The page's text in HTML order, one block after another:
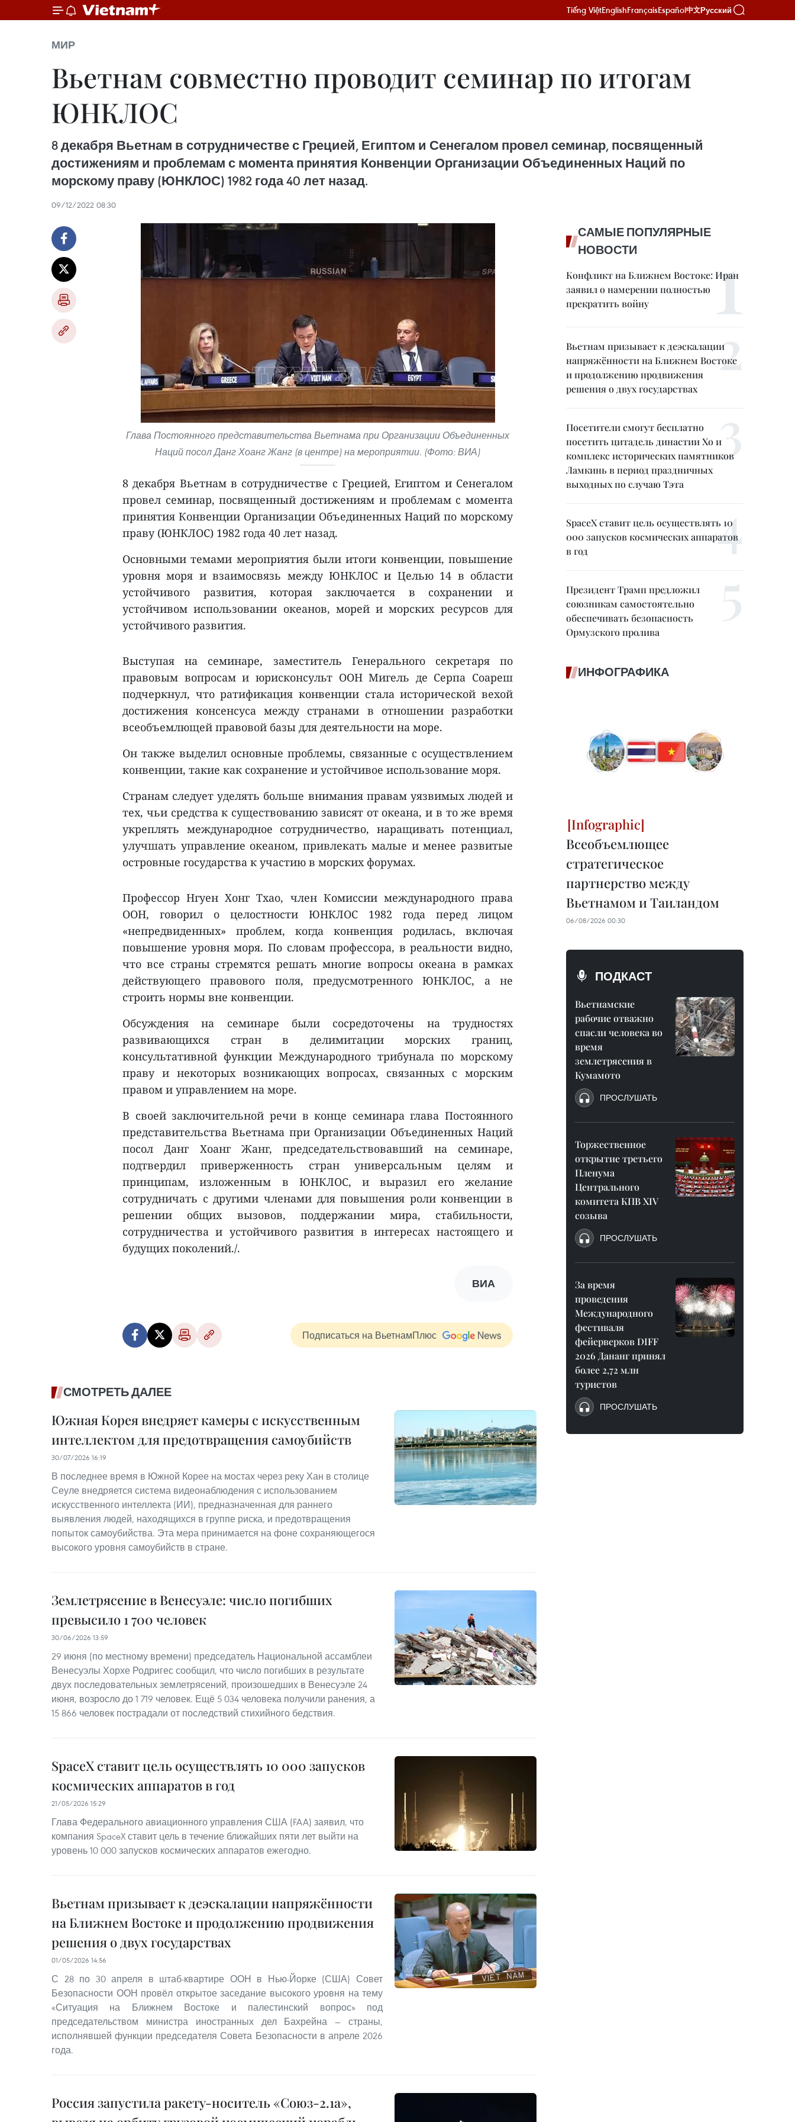
Tiếng ViệtEnglishFrançaisEspañol中文Русский
МИР
Вьетнам совместно проводит семинар по итогам
ЮНКЛОС
8 декабря Вьетнам в сотрудничестве с Грецией, Египтом и Сенегалом провел семинар, посвященный
достижениям и проблемам с момента принятия Конвенции Организации Объединенных Наций по
морскому праву (ЮНКЛОС) 1982 года 40 лет назад.
09/12/2022 08:30
Глава Постоянного представительства Вьетнама при Организации Объединенных
Наций посол Данг Хоанг Жанг (в центре) на мероприятии. (Фото: ВИА)
8 декабря Вьетнам в сотрудничестве с Грецией, Египтом и Сенегалом
провел семинар, посвященный достижениям и проблемам с момента
принятия Конвенции Организации Объединенных Наций по морскому
праву (ЮНКЛОС) 1982 года 40 лет назад.
Основными темами мероприятия были итоги конвенции, повышение
уровня моря и взаимосвязь между ЮНКЛОС и Целью 14 в области
устойчивого развития, которая заключается в сохранении и
устойчивом использовании океанов, морей и морских ресурсов для
устойчивого развития.
Выступая на семинаре, заместитель Генерального секретаря по
правовым вопросам и юрисконсульт ООН Мигель де Серпа Соареш
подчеркнул, что ратификация конвенции стала исторической вехой
достижения консенсуса между странами в отношении разработки
всеобъемлющей правовой базы для деятельности на море.
Он также выделил основные проблемы, связанные с осуществлением
конвенции, такие как сохранение и устойчивое использование моря.
Странам следует уделять больше внимания правам уязвимых людей и
тех, чьи средства к существованию зависят от океана, и в то же время
укреплять международное сотрудничество, наращивать потенциал,
улучшать управление океаном, привлекать малые и менее развитые
островные государства к участию в морских форумах.
Профессор Нгуен Хонг Тхао, член Комиссии международного права
ООН, говорил о целостности ЮНКЛОС 1982 года перед лицом
«непредвиденных» проблем, когда конвенция родилась, включая
повышение уровня моря. По словам профессора, в реальности видно,
что все страны стремятся решать многие вопросы океана в рамках
действующего правового поля, предусмотренного ЮНКЛОС, а не
строить нормы вне конвенции.
Обсуждения на семинаре были сосредоточены на трудностях
развивающихся стран в делимитации морских границ,
консультативной функции Международного трибунала по морскому
праву и некоторых возникающих вопросах, связанных с морским
правом и управлением на море.
В своей заключительной речи в конце семинара глава Постоянного
представительства Вьетнама при Организации Объединенных Наций
посол Данг Хоанг Жанг, председательствовавший на семинаре,
подтвердил приверженность стран универсальным целям и
принципам, изложенным в ЮНКЛОС, и выразил его желание
сотрудничать с другими членами для повышения роли конвенции в
решении общих вызовов, поддержании мира, стабильности,
сотрудничества и устойчивого развития в интересах настоящего и
будущих поколений./.
ВИА
Подписаться на ВьетнамПлюс
СМОТРЕТЬ ДАЛЕЕ
Южная Корея внедряет камеры с искусственным
интеллектом для предотвращения самоубийств
30/07/2026 16:19
В последнее время в Южной Корее на мостах через реку Хан в столице
Сеуле внедряется система видеонаблюдения с использованием
искусственного интеллекта (ИИ), предназначенная для раннего
выявления людей, находящихся в группе риска, и предотвращения
попыток самоубийства. Эта мера принимается на фоне сохраняющегося
высокого уровня самоубийств в стране.
Землетрясение в Венесуэле: число погибших
превысило 1 700 человек
30/06/2026 13:59
29 июня (по местному времени) председатель Национальной ассамблеи
Венесуэлы Хорхе Родригес сообщил, что число погибших в результате
двух последовательных землетрясений, произошедших в Венесуэле 24
июня, возросло до 1 719 человек. Ещё 5 034 человека получили ранения, а
15 866 человек пострадали от последствий стихийного бедствия.
SpaceX ставит цель осуществлять 10 000 запусков
космических аппаратов в год
21/05/2026 15:29
Глава Федерального авиационного управления США (FAA) заявил, что
компания SpaceX ставит цель в течение ближайших пяти лет выйти на
уровень 10 000 запусков космических аппаратов ежегодно.
Вьетнам призывает к деэскалации напряжённости
на Ближнем Востоке и продолжению продвижения
решения о двух государствах
01/05/2026 14:56
С 28 по 30 апреля в штаб-квартире ООН в Нью-Йорке (США) Совет
Безопасности ООН провёл открытое заседание высокого уровня на тему
«Ситуация на Ближнем Востоке и палестинский вопрос» под
председательством министра иностранных дел Бахрейна — страны,
исполнявшей функции председателя Совета Безопасности в апреле 2026
года.
Россия запустила ракету-носитель «Союз-2.1а»,
САМЫЕ ПОПУЛЯРНЫЕ
НОВОСТИ
Конфликт на Ближнем Востоке: Иран
заявил о намерении полностью
прекратить войну
Вьетнам призывает к деэскалации
напряжённости на Ближнем Востоке
и продолжению продвижения
решения о двух государствах
Посетители смогут бесплатно
посетить цитадель династии Хо и
комплекс исторических памятников
Ламкинь в период праздничных
выходных по случаю Тэта
SpaceX ставит цель осуществлять 10
000 запусков космических аппаратов
в год
Президент Трамп предложил
союзникам самостоятельно
обеспечивать безопасность
Ормузского пролива
ИНФОГРАФИКА
Всеобъемлющее
стратегическое
партнерство между
Вьетнамом и Таиландом
06/08/2026 00:30
ПОДКАСТ
Вьетнамские
рабочие отважно
спасли человека во
время
землетрясения в
Кумамото
ПРОСЛУШАТЬ
Торжественное
открытие третьего
Пленума
Центрального
комитета КПВ XIV
созыва
ПРОСЛУШАТЬ
За время
проведения
Международного
фестиваля
фейерверков DIFF
2026 Дананг принял
более 2,72 млн
туристов
ПРОСЛУШАТЬ